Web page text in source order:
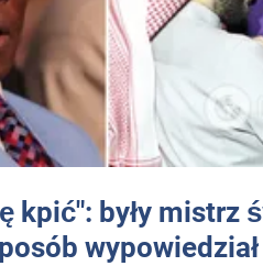
kpić": były mistrz